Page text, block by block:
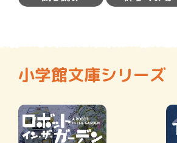
小学館文庫シリーズ